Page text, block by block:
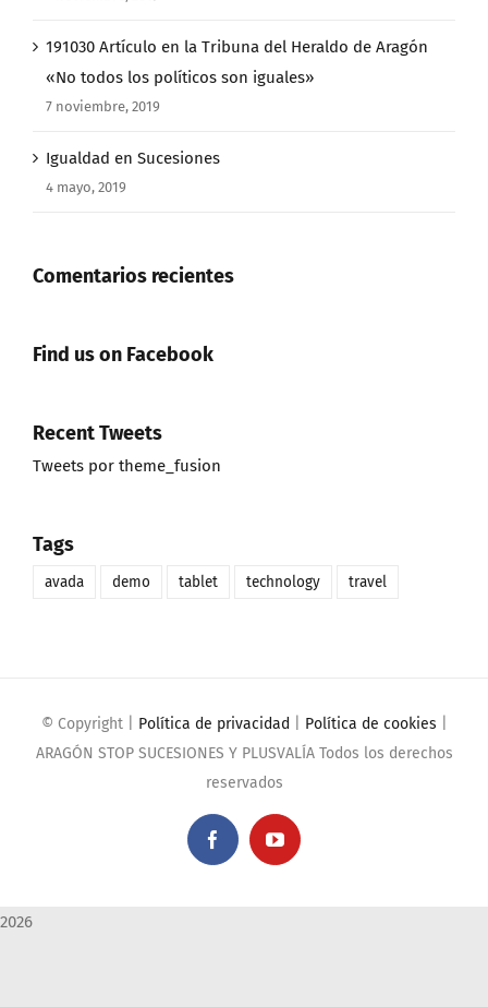
191030 Artículo en la Tribuna del Heraldo de Aragón
«No todos los políticos son iguales»
7 noviembre, 2019
Igualdad en Sucesiones
4 mayo, 2019
Comentarios recientes
Find us on Facebook
Recent Tweets
Tweets por theme_fusion
Tags
avada demo tablet technology travel
© Copyright Política de privacidad Política de cookies
ARAGÓN STOP SUCESIONES Y PLUSVALÍA Todos los derechos
reservados
FacebookYouTube
2026